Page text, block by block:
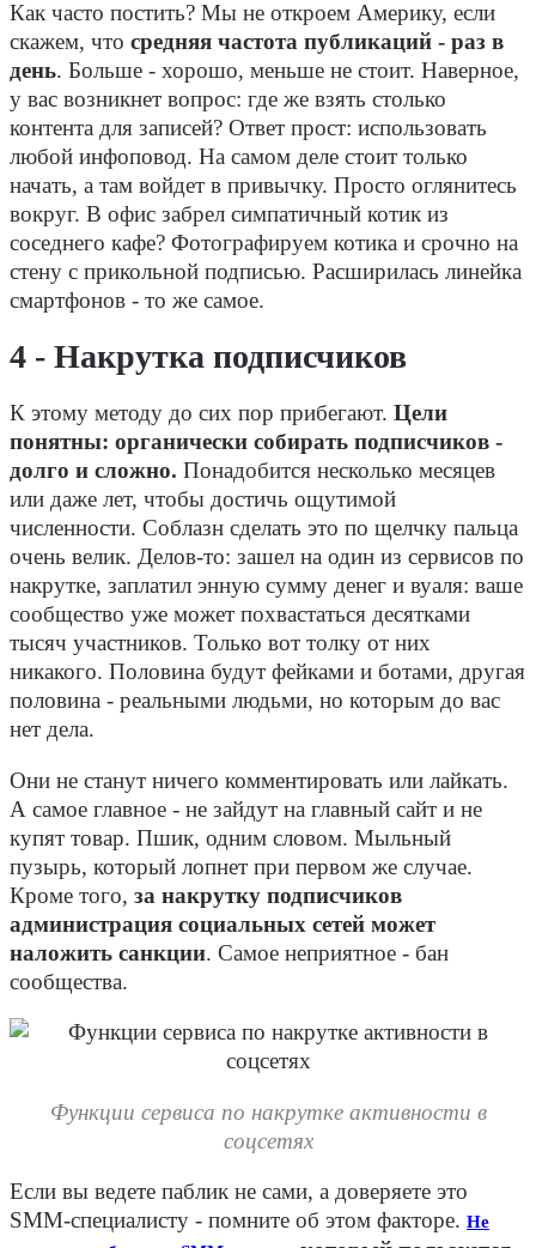
Как часто постить? Мы не откроем Америку, если
скажем, что средняя частота публикаций - раз в
день. Больше - хорошо, меньше не стоит. Наверное,
у вас возникнет вопрос: где же взять столько
контента для записей? Ответ прост: использовать
любой инфоповод. На самом деле стоит только
начать, а там войдет в привычку. Просто оглянитесь
вокруг. В офис забрел симпатичный котик из
соседнего кафе? Фотографируем котика и срочно на
стену с прикольной подписью. Расширилась линейка
смартфонов - то же самое.
4 - Накрутка подписчиков
К этому методу до сих пор прибегают. Цели
понятны: органически собирать подписчиков -
долго и сложно. Понадобится несколько месяцев
или даже лет, чтобы достичь ощутимой
численности. Соблазн сделать это по щелчку пальца
очень велик. Делов-то: зашел на один из сервисов по
накрутке, заплатил энную сумму денег и вуаля: ваше
сообщество уже может похвастаться десятками
тысяч участников. Только вот толку от них
никакого. Половина будут фейками и ботами, другая
половина - реальными людьми, но которым до вас
нет дела.
Они не станут ничего комментировать или лайкать.
А самое главное - не зайдут на главный сайт и не
купят товар. Пшик, одним словом. Мыльный
пузырь, который лопнет при первом же случае.
Кроме того, за накрутку подписчиков
администрация социальных сетей может
наложить санкции. Самое неприятное - бан
сообщества.
Функции сервиса по накрутке активности в
соцсетях
Если вы ведете паблик не сами, а доверяете это
SMM-специалисту - помните об этом факторе. Не